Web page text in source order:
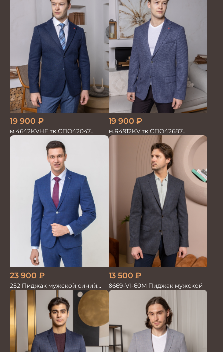
19 900 ₽
м.4642KVHE тк.СПО42047
Пиджак мужской трикотажный
19 900 ₽
м.R4912KV тк.СПО42687
Пиджак мужской
23 900 ₽
252 Пиджак мужской синий
лен
13 500 ₽
8669-VI-60M Пиджак мужской